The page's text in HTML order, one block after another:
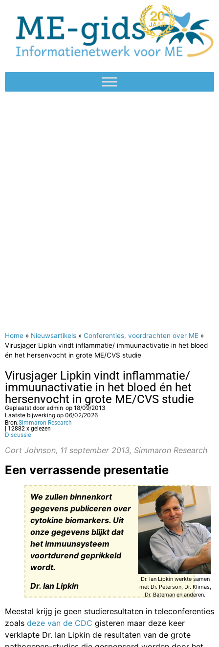
Home » Nieuwsartikels » Conferenties, voordrachten over ME »
Virusjager Lipkin vindt inflammatie/ immuunactivatie in het bloed
én het hersenvocht in grote ME/CVS studie
Virusjager Lipkin vindt inflammatie/
immuunactivatie in het bloed én het
hersenvocht in grote ME/CVS studie
Geplaatst dooradmin op 18/09/2013
Laatste bijwerking op 06/02/2026
Bron:Simmaron Research
| 12882 x gelezen
Discussie
Cort Johnson, 11 september 2013, Simmaron Research
Een verrassende presentatie
Dr. Ian Lipkin werkte samen
met Dr. Peterson, Dr. Klimas,
Dr. Bateman en anderen.
We zullen binnenkort
gegevens publiceren over
cytokine biomarkers. Uit
onze gegevens blijkt dat
het immuunsysteem
voortdurend geprikkeld
wordt.
Dr. Ian Lipkin
Meestal krijg je geen studieresultaten in teleconferenties
zoals deze van de CDC gisteren maar deze keer
verklapte Dr. Ian Lipkin de resultaten van de grote